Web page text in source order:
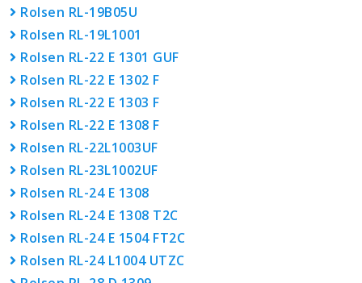
Rolsen RL-19B05U
Rolsen RL-19L1001
Rolsen RL-22 E 1301 GUF
Rolsen RL-22 E 1302 F
Rolsen RL-22 E 1303 F
Rolsen RL-22 E 1308 F
Rolsen RL-22L1003UF
Rolsen RL-23L1002UF
Rolsen RL-24 E 1308
Rolsen RL-24 E 1308 T2C
Rolsen RL-24 E 1504 FT2C
Rolsen RL-24 L1004 UTZC